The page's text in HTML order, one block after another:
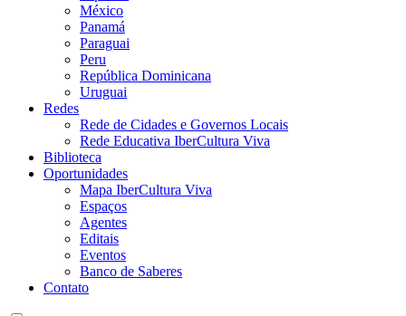
México
Panamá
Paraguai
Peru
República Dominicana
Uruguai
Redes
Rede de Cidades e Governos Locais
Rede Educativa IberCultura Viva
Biblioteca
Oportunidades
Mapa IberCultura Viva
Espaços
Agentes
Editais
Eventos
Banco de Saberes
Contato